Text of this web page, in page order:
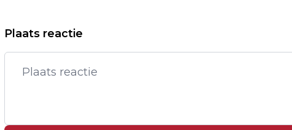
Vorig artikel
DOELMAN ROEFS VOOR RECORDBEDRAG
VAN NEC NAAR SUNDERLAND
Plaats reactie